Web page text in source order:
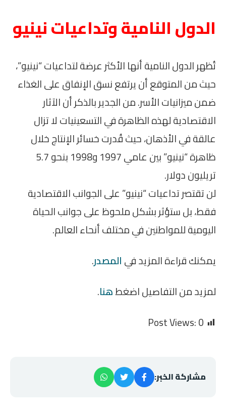
الدول النامية وتداعيات نينيو
تُظهر الدول النامية أنها الأكثر عرضة لتداعيات “نينيو”،
حيث من المتوقع أن يرتفع نسق الإنفاق على الغذاء
ضمن ميزانيات الأسر. من الجدير بالذكر أن الآثار
الاقتصادية لهذه الظاهرة في التسعينيات لا تزال
عالقة في الأذهان، حيث قُدرت خسائر الإنتاج خلال
ظاهرة “نينيو” بين عامي 1997 و1998 بنحو 5.7
تريليون دولار.
لن تقتصر تداعيات “نينيو” على الجوانب الاقتصادية
فقط، بل ستؤثر بشكل ملحوظ على جوانب الحياة
اليومية للمواطنين في مختلف أنحاء العالم.
يمكنك قراءة المزيد فيالمصدر.
لمزيد من التفاصيل اضغطهنا.
Post Views:0
مشاركة الخبر: